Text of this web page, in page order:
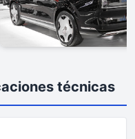
técnicas